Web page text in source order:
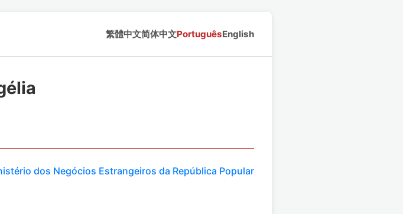
繁體中文简体中文PortuguêsEnglish
dos Negócios Estrangeiros da República Popular